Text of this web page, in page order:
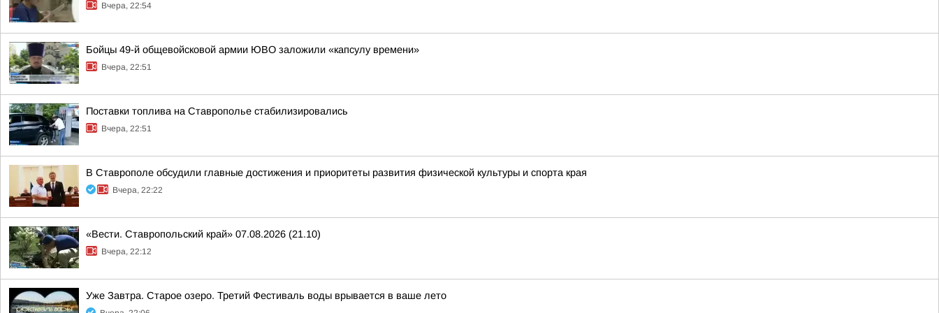
Вчера, 22:54
Бойцы 49-й общевойсковой армии ЮВО заложили «капсулу времени»
Вчера, 22:51
Поставки топлива на Ставрополье стабилизировались
Вчера, 22:51
В Ставрополе обсудили главные достижения и приоритеты развития физической культуры и спорта края
Вчера, 22:22
«Вести. Ставропольский край» 07.08.2026 (21.10)
Вчера, 22:12
Уже Завтра. Старое озеро. Третий Фестиваль воды врывается в ваше лето